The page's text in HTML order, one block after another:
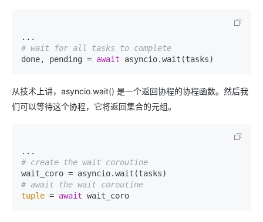
# wait for all tasks to complete
done, pending = await asyncio.wait(tasks)
从技术上讲，asyncio.wait() 是一个返回协程的协程函数。然后我
们可以等待这个协程，它将返回集合的元组。
# create the wait coroutine
# await the wait coroutine
tuple = await wait_coro